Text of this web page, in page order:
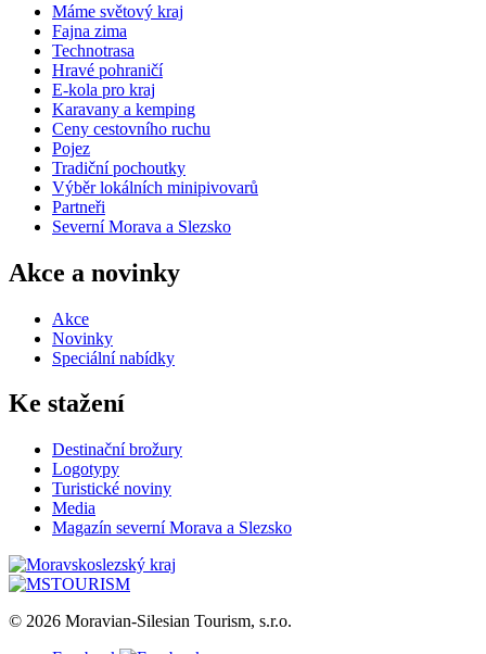
Máme světový kraj
Fajna zima
Technotrasa
Hravé pohraničí
E-kola pro kraj
Karavany a kemping
Ceny cestovního ruchu
Pojez
Tradiční pochoutky
Výběr lokálních minipivovarů
Partneři
Severní Morava a Slezsko
Akce a novinky
Akce
Novinky
Speciální nabídky
Ke stažení
Destinační brožury
Logotypy
Turistické noviny
Media
Magazín severní Morava a Slezsko
© 2026 Moravian-Silesian Tourism, s.r.o.